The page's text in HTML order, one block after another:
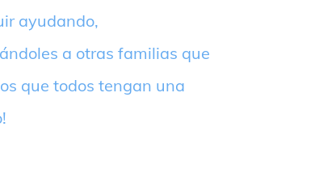
ayudando,
a otras familias que
que todos tengan una